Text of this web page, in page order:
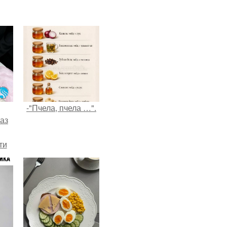
-
-"Пчела, пчела …".